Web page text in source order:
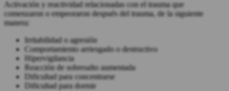
Activación y reactividad relacionadas con el trauma que
comenzaron o empeoraron después del trauma, de la siguiente
manera:
Irritabilidad o agresión
Comportamiento arriesgado o destructivo
Hipervigilancia
Reacción de sobresalto aumentada
Dificultad para concentrarse
Dificultad para dormir